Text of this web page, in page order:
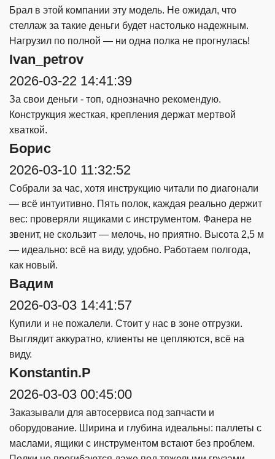
Брал в этой компании эту модель. Не ожидал, что
стеллаж за такие деньги будет настолько надежным.
Нагрузил по полной — ни одна полка не прогнулась!
Ivan_petrov
2026-03-22 14:41:39
За свои деньги - топ, однозначно рекомендую.
Конструкция жесткая, крепления держат мертвой
хваткой.
Борис
2026-03-10 11:32:52
Собрали за час, хотя инструкцию читали по диагонали
— всё интуитивно. Пять полок, каждая реально держит
вес: проверяли ящиками с инструментом. Фанера не
звенит, не скользит — мелочь, но приятно. Высота 2,5 м
— идеально: всё на виду, удобно. Работаем полгода,
как новый.
Вадим
2026-03-03 14:41:57
Купили и не пожалели. Стоит у нас в зоне отгрузки.
Выглядит аккуратно, клиенты не цепляются, всё на
виду.
Konstantin.P
2026-03-03 00:45:00
Заказывали для автосервиса под запчасти и
оборудование. Ширина и глубина идеальны: паллеты с
маслами, ящики с инструментом встают без проблем.